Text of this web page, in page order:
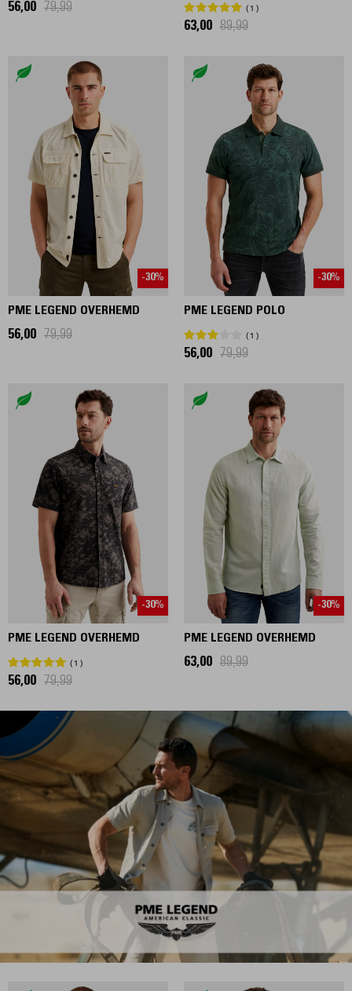
56,00 79,99 1
63,00 89,99
-30%
PME LEGEND OVERHEMD
56,00 79,99
-30%
PME LEGEND POLO
1
56,00 79,99
-30%
PME LEGEND OVERHEMD
1
56,00 79,99
-30%
PME LEGEND OVERHEMD
63,00 89,99